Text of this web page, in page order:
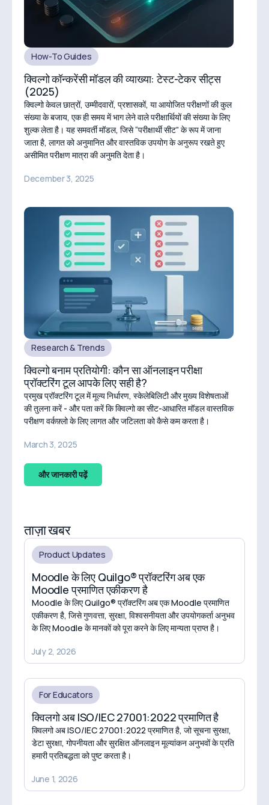
How-To Guides
क्विल्गो कॉन्करेंसी मॉडल की व्याख्या: टेस्ट-टेकर सीट्स
(2025)
क्विल्गो केवल छात्रों, उम्मीदवारों, प्रशासकों, या आयोजित परीक्षणों की कुल
संख्या के बजाय, एक ही समय में भाग लेने वाले परीक्षार्थियों की संख्या के लिए
शुल्क लेता है। यह समवर्ती मॉडल, जिसे “परीक्षार्थी सीट” के रूप में जाना
जाता है, लागत को अनुमानित और वास्तविक उपयोग के अनुरूप रखते हुए
असीमित परीक्षण मात्रा की अनुमति देता है।
December 3, 2025
Research & Trends
क्विल्गो बनाम प्रतियोगी: कौन सा ऑनलाइन परीक्षा
प्रॉक्टरिंग टूल आपके लिए सही है?
प्रमुख प्रॉक्टरिंग टूल में मूल्य निर्धारण, स्केलेबिलिटी और मुख्य विशेषताओं
की तुलना करें - और पता करें कि क्विल्गो का सीट-आधारित मॉडल वास्तविक
परीक्षण वर्कफ़्लो के लिए लागत और जटिलता को कैसे कम करता है।
March 3, 2025
और जानकारी पढ़ें
ताज़ा खबर
Product Updates
Moodle के लिए Quilgo® प्रॉक्टरिंग अब एक
Moodle प्रमाणित एकीकरण है
Moodle के लिए Quilgo® प्रॉक्टरिंग अब एक Moodle प्रमाणित
एकीकरण है, जिसे गुणवत्ता, सुरक्षा, विश्वसनीयता और उपयोगकर्ता अनुभव
के लिए Moodle के मानकों को पूरा करने के लिए मान्यता प्राप्त है।
July 2, 2026
For Educators
क्विलगो अब ISO/IEC 27001:2022 प्रमाणित है
क्विलगो अब ISO/IEC 27001:2022 प्रमाणित है, जो सूचना सुरक्षा,
डेटा सुरक्षा, गोपनीयता और सुरक्षित ऑनलाइन मूल्यांकन अनुभवों के प्रति
हमारी प्रतिबद्धता को पुष्ट करता है।
June 1, 2026